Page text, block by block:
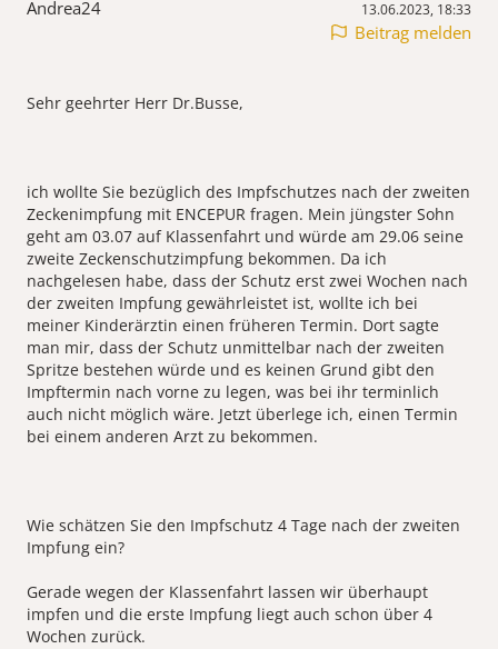
Andrea24 13.06.2023, 18:33
Beitrag melden
Sehr geehrter Herr Dr.Busse,
ich wollte Sie bezüglich des Impfschutzes nach der zweiten
Zeckenimpfung mit ENCEPUR fragen. Mein jüngster Sohn
geht am 03.07 auf Klassenfahrt und würde am 29.06 seine
zweite Zeckenschutzimpfung bekommen. Da ich
nachgelesen habe, dass der Schutz erst zwei Wochen nach
der zweiten Impfung gewährleistet ist, wollte ich bei
meiner Kinderärztin einen früheren Termin. Dort sagte
man mir, dass der Schutz unmittelbar nach der zweiten
Spritze bestehen würde und es keinen Grund gibt den
Impftermin nach vorne zu legen, was bei ihr terminlich
auch nicht möglich wäre. Jetzt überlege ich, einen Termin
bei einem anderen Arzt zu bekommen.
Wie schätzen Sie den Impfschutz 4 Tage nach der zweiten
Impfung ein?
Gerade wegen der Klassenfahrt lassen wir überhaupt
impfen und die erste Impfung liegt auch schon über 4
Wochen zurück.